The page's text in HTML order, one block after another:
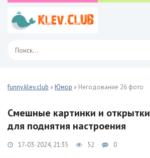
funny.klev.club »Юмор » Негодование 26 фото
Смешные картинки и
для поднятия настроения
17-03-2024, 21:35 52 0